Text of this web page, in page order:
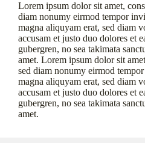
Lorem ipsum dolor sit amet,
diam nonumy eirmod tempor
magna aliquyam erat, sed diam
accusam et justo duo dolores et
gubergren, no sea takimata
amet. Lorem ipsum dolor sit
sed diam nonumy eirmod
magna aliquyam erat, sed diam
accusam et justo duo dolores et
gubergren, no sea takimata
amet.